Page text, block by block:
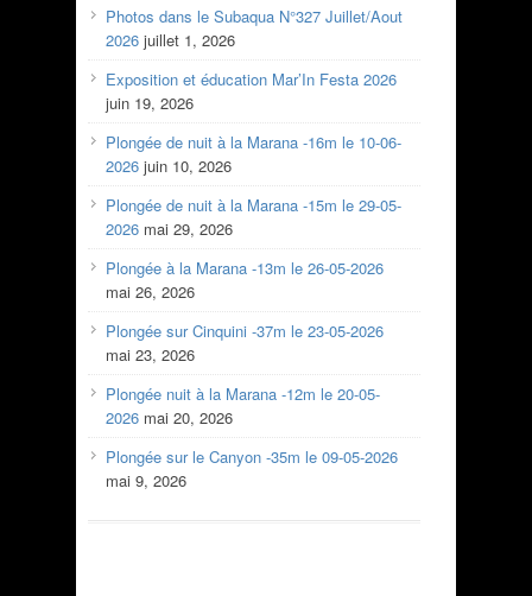
Photos dans le Subaqua N°327 Juillet/Aout
2026 juillet 1, 2026
Exposition et éducation Mar’In Festa 2026
juin 19, 2026
Plongée de nuit à la Marana -16m le 10-06-
2026 juin 10, 2026
Plongée de nuit à la Marana -15m le 29-05-
2026 mai 29, 2026
Plongée à la Marana -13m le 26-05-2026
mai 26, 2026
Plongée sur Cinquini -37m le 23-05-2026
mai 23, 2026
Plongée nuit à la Marana -12m le 20-05-
2026 mai 20, 2026
Plongée sur le Canyon -35m le 09-05-2026
mai 9, 2026